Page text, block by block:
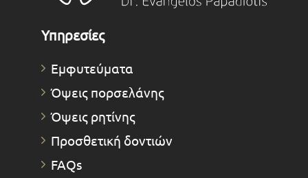
Υπηρεσίες
Εμφυτεύματα
Όψεις πορσελάνης
Όψεις ρητίνης
Προσθετική δοντιών
FAQs